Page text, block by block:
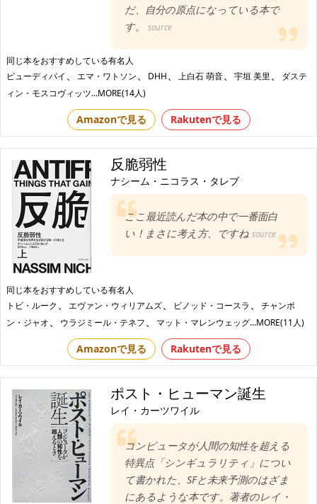
だ、自分の原点になっている本で
す。source
同じ本をおすすめしている有名人
ピューディパイ 、 エマ・ワトソン、 DHH、 上白石 萌音、 宇垣 美里、
ダステ
ィン・モスコヴィッツ...MORE(14人)
Amazonで見る Rakutenで見る
反脆弱性
ナシーム・ニコラス・タレブ
ここ最近読んだ本の中で一番面白
い！まさに考え方、ですねsource
同じ本をおすすめしている有名人
トビ・ルーク 、 エヴァン・ウィリアムズ、 ビノッド・コースラ 、
チャンポ
ン・ジャオ、 ウラジミール・テネフ、 マット・マレンウェッグ...MORE(11人)
Amazonで見る Rakutenで見る
ポスト・ヒューマン誕生
レイ・カーツワイル
コンピュータが人間の知性を超える
特異点「シンギュラリティ」につい
て書かれた、SFと未来予測のはざま
にあるような本です。著者のレイ・